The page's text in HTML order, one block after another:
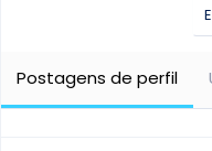
Postagens de perfil